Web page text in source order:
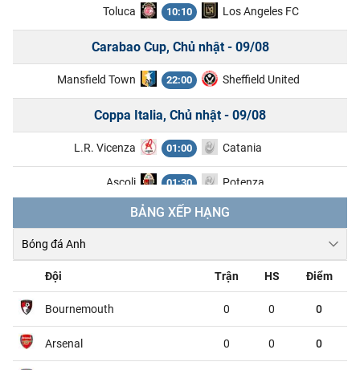
Toluca 10:10 Los Angeles FC
Carabao Cup, Chủ nhật - 09/08
Mansfield Town 22:00 Sheffield United
Coppa Italia, Chủ nhật - 09/08
L.R. Vicenza 01:00 Catania
Ascoli 01:30 Potenza
Ligue 2, Chủ nhật - 09/08
Clermont Foot 63 Reims
BẢNG XẾP HẠNG
Đội Trận HS Điểm
Bournemouth 0 0 0
Arsenal 0 0 0